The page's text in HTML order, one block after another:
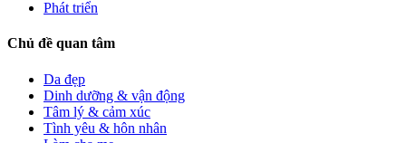
Phát triển
Chủ đề quan tâm
Da đẹp
Dinh dưỡng & vận động
Tâm lý & cảm xúc
Tình yêu & hôn nhân